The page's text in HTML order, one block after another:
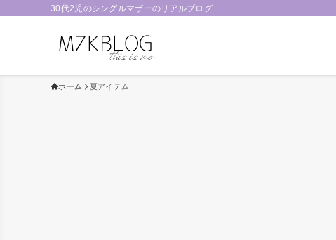
30代2児のシングルマザーのリアルブログ
ホーム 夏アイテム